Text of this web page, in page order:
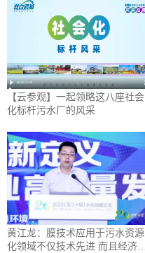
【云参观】一起领略这八座社会
化标杆污水厂的风采
黄江龙：膜技术应用于污水资源
化领域不仅技术先进 而且经济可